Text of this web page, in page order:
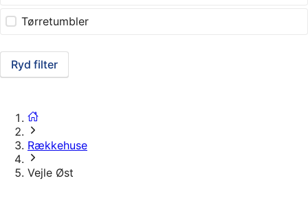
Tørretumbler
Ryd filter
Rækkehuse
Vejle Øst